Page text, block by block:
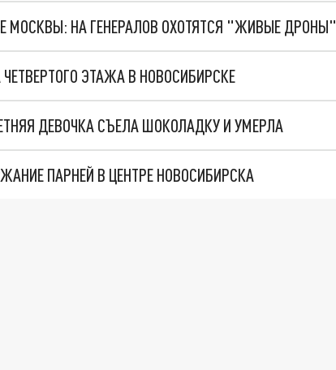
МОСКВЫ: НА ГЕНЕРАЛОВ ОХОТЯТСЯ "ЖИВЫЕ ДРОНЫ"
ЭТАЖА В НОВОСИБИРСКЕ
ДЕВОЧКА СЪЕЛА ШОКОЛАДКУ И УМЕРЛА
ПАРНЕЙ В ЦЕНТРЕ НОВОСИБИРСКА